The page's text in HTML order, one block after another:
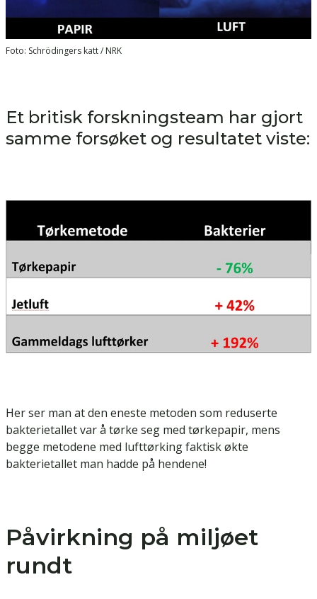
Foto: Schrödingers katt / NRK
Et britisk forskningsteam har gjort
samme forsøket og resultatet viste:
Her ser man at den eneste metoden som reduserte
bakterietallet var å tørke seg med tørkepapir, mens
begge metodene med lufttørking faktisk økte
bakterietallet man hadde på hendene!
Påvirkning på miljøet
rundt